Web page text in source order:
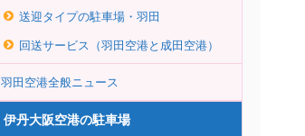
送迎タイプの駐車場・羽田
回送サービス（羽田空港と成田空港）
羽田空港全般ニュース
伊丹大阪空港の駐車場